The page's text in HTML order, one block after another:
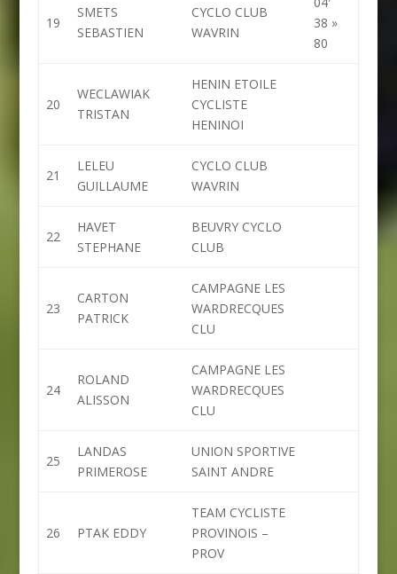
19
SMETS
SEBASTIEN
CYCLO CLUB
WAVRIN
38 »
80
20
WECLAWIAK
TRISTAN
HENIN ETOILE
CYCLISTE
HENINOI
21
LELEU
GUILLAUME
CYCLO CLUB
WAVRIN
22
HAVET
STEPHANE
BEUVRY CYCLO
CLUB
23
CARTON
PATRICK
CAMPAGNE LES
WARDRECQUES
CLU
24
ROLAND
ALISSON
CAMPAGNE LES
WARDRECQUES
CLU
25
LANDAS
PRIMEROSE
UNION SPORTIVE
SAINT ANDRE
26 PTAK EDDY
TEAM CYCLISTE
PROVINOIS –
PROV